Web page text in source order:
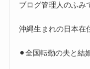
ブログ管理人のふみ
沖縄生まれの日本在
⚫︎全国転勤の夫と結